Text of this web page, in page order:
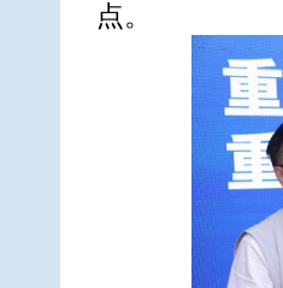
点。